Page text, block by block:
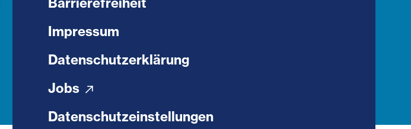
Impressum
Datenschutzerklärung
Jobs
Datenschutzeinstellungen